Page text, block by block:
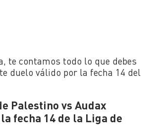
te contamos todo lo que debes
duelo válido por la fecha 14 del
Palestino vs Audax
fecha 14 de la Liga de